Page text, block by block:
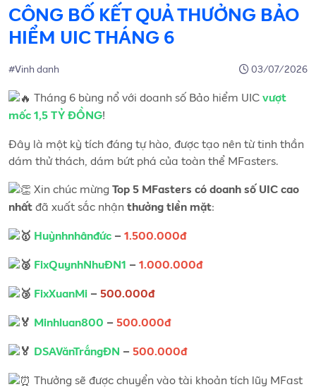
CÔNG BỐ KẾT QUẢ THƯỞNG BẢO
HIỂM UIC THÁNG 6
#Vinh danh 03/07/2026
Tháng 6 bùng nổ với doanh số Bảo hiểm UIC vượt
mốc 1,5 TỶ ĐỒNG!
Đây là một kỳ tích đáng tự hào, được tạo nên từ tinh thần
dám thử thách, dám bứt phá của toàn thể MFasters.
Xin chúc mừng Top 5 MFasters có doanh số UIC cao
nhất đã xuất sắc nhận thưởng tiền mặt:
Huỳnhnhânđức – 1.500.000đ
FixQuynhNhuĐN1 – 1.000.000đ
FixXuanMi – 500.000đ
Minhluan800 – 500.000đ
DSAVănTrắngĐN – 500.000đ
Thưởng sẽ được chuyển vào tài khoản tích lũy MFast